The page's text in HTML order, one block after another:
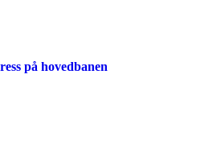
på hovedbanen